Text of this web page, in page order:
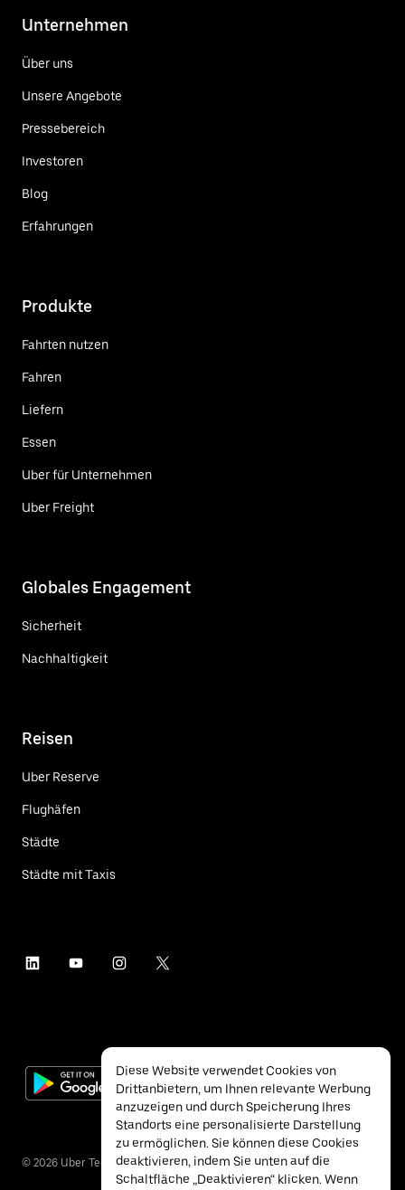
Unternehmen
Über uns
Unsere Angebote
Pressebereich
Investoren
Blog
Erfahrungen
Produkte
Fahrten nutzen
Fahren
Liefern
Essen
Uber für Unternehmen
Uber Freight
Globales Engagement
Sicherheit
Nachhaltigkeit
Reisen
Uber Reserve
Flughäfen
Städte
Städte mit Taxis
© 2026 Uber Technologies Inc.
Diese Website verwendet Cookies von
Drittanbietern, um Ihnen relevante Werbung
anzuzeigen und durch Speicherung Ihres
Standorts eine personalisierte Darstellung
zu ermöglichen. Sie können diese Cookies
deaktivieren, indem Sie unten auf die
Schaltfläche „Deaktivieren“ klicken. Wenn